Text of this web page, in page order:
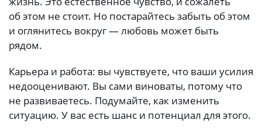
об этом не стоит. Но постарайтесь забыть об этом
и оглянитесь вокруг — любовь может быть
рядом.
Карьера и работа: вы чувствуете, что ваши усилия
недооценивают. Вы сами виноваты, потому что
не развиваетесь. Подумайте, как изменить
ситуацию. У вас есть шанс и потенциал для этого.